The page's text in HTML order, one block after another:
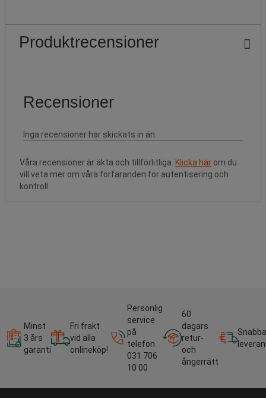
Produktrecensioner
Våra recensioner är äkta och tillförlitliga. Klicka här om du
vill veta mer om våra förfaranden för autentisering och
kontroll.
Minst
3 års
garanti
Fri frakt
vid alla
onlineköp!
Personlig
service
på
telefon
031 706
10 00
60
dagars
retur-
och
ångerrätt
Snabba